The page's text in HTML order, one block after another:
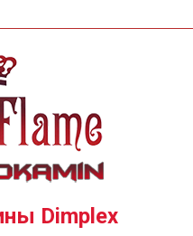
Dimplex